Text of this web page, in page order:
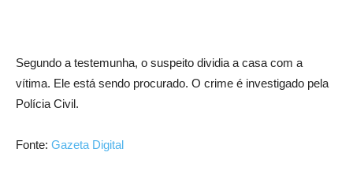
Segundo a testemunha, o suspeito dividia a casa com a
vítima. Ele está sendo procurado. O crime é investigado pela
Polícia Civil.
Fonte: Gazeta Digital